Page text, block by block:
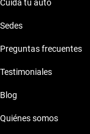
Cuida tu auto
Sedes
Preguntas frecuentes
Testimoniales
Blog
Quiénes somos